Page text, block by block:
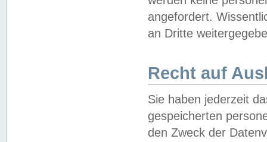
angefordert.
an Dritte
Recht auf
Sie haben jederzeit
gespeicherten
den Zweck der